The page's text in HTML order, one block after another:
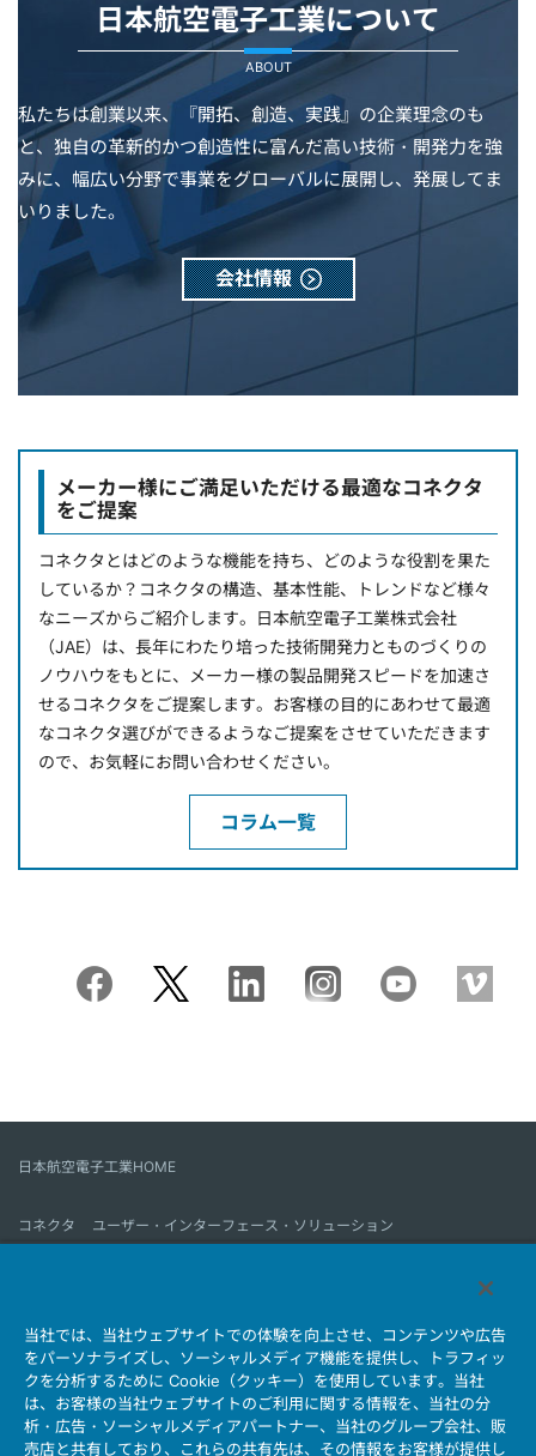
日本航空電子工業について
ABOUT
私たちは創業以来、『開拓、創造、実践』の企業理念のも
と、独自の革新的かつ創造性に富んだ高い技術・開発力を強
みに、幅広い分野で事業をグローバルに展開し、発展してま
いりました。
会社情報
メーカー様にご満足いただける最適なコネクタ
をご提案
コネクタとはどのような機能を持ち、どのような役割を果た
しているか？コネクタの構造、基本性能、トレンドなど様々
なニーズからご紹介します。日本航空電子工業株式会社
（JAE）は、長年にわたり培った技術開発力とものづくりの
ノウハウをもとに、メーカー様の製品開発スピードを加速さ
せるコネクタをご提案します。お客様の目的にあわせて最適
なコネクタ選びができるようなご提案をさせていただきます
ので、お気軽にお問い合わせください。
コラム一覧
日本航空電子工業HOME
コネクタ
ユーザー・インターフェース・ソリューション
会社情報 サステナビリティ IR情報 採用情報
会社情報新着一覧
製品情報新着一覧
サイトマップ お問い合わせ
当社では、当社ウェブサイトでの体験を向上させ、コンテンツや広告
をパーソナライズし、ソーシャルメディア機能を提供し、トラフィッ
クを分析するために Cookie（クッキー）を使用しています。当社
は、お客様の当社ウェブサイトのご利用に関する情報を、当社の分
析・広告・ソーシャルメディアパートナー、当社のグループ会社、販
売店と共有しており、これらの共有先は、その情報をお客様が提供し